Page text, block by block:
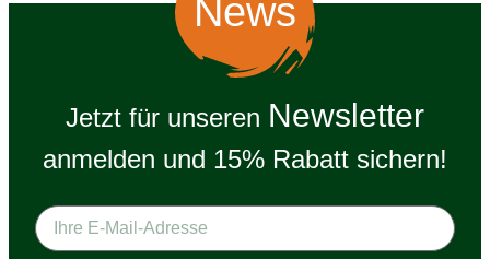
News
Jetzt für unseren Newsletter
anmelden und 15% Rabatt sichern!